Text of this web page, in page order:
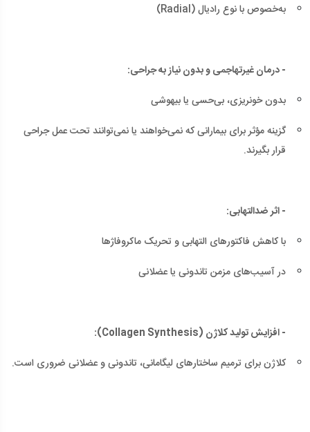
به‌خصوص با نوع رادیال (Radial)
- درمان غیرتهاجمی و بدون نیاز به جراحی:
بدون خونریزی، بی‌حسی یا بیهوشی
گزینه مؤثر برای بیمارانی که نمی‌خواهند یا نمی‌توانند تحت عمل جراحی
قرار بگیرند.
- اثر ضدالتهابی:
با کاهش فاکتورهای التهابی و تحریک ماکروفاژها
در آسیب‌های مزمن تاندونی یا عضلانی
- افزایش تولید کلاژن (Collagen Synthesis):
کلاژن برای ترمیم ساختارهای لیگامانی، تاندونی و عضلانی ضروری است.